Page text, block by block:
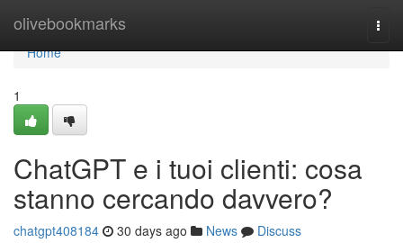
olivebookmarks
Home
Home
1
ChatGPT e i tuoi clienti: cosa
stanno cercando davvero?
chatgpt408184 30 days ago News
Discuss